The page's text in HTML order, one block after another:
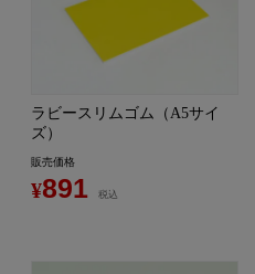
ラビースリムゴム（A5サイ
ズ）
販売価格
¥891 税込